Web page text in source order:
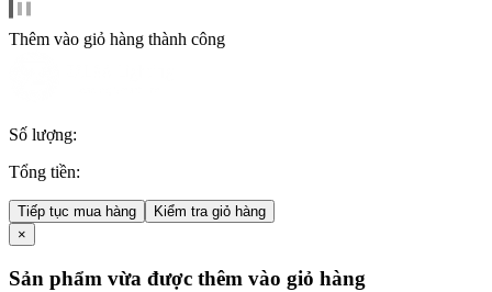
Thêm vào giỏ hàng thành công
Số lượng:
Tổng tiền:
Tiếp tục mua hàng
Kiểm tra giỏ hàng
×
Sản phẩm vừa được thêm vào giỏ hàng